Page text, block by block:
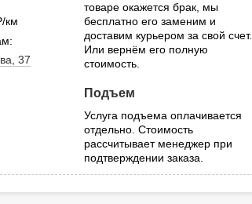
руб.
/км
37
товаре окажется брак, мы
бесплатно его заменим и
доставим курьером за свой счет.
Или вернём его полную
стоимость.
Подъем
Услуга подъема оплачивается
отдельно. Стоимость
рассчитывает менеджер при
подтверждении заказа.